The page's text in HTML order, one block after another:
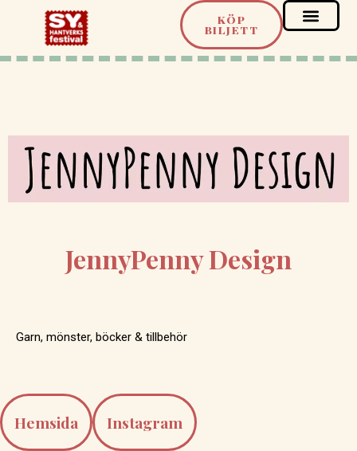
KÖP
BILJETT
JennyPenny Design
Garn, mönster, böcker & tillbehör
Hemsida Instagram